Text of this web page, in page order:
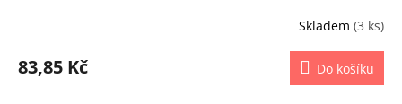
Skladem (3 ks)
83,85 Kč Do košíku